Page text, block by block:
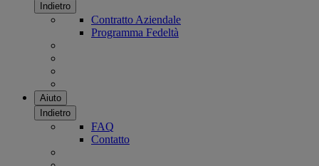
Indietro
Contratto Aziendale
Programma Fedeltà
Aiuto
Indietro
FAQ
Contatto